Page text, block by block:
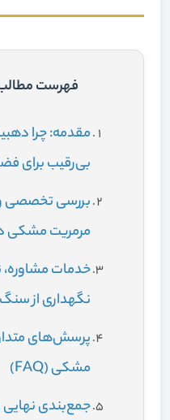
فهرست
مقدمه: چرا
بی‌رقیب برای
بررسی تخصصی
مرمریت مشکی
خدمات
نگهداری از سنگ
پرسش‌های
مشکی (FAQ)
جمع‌بندی نهایی